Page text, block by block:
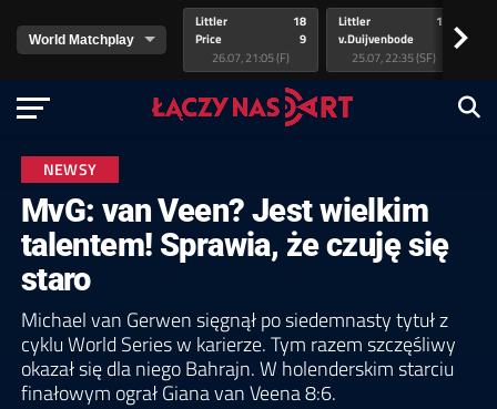
Littler
Price
18
9
26.07, 21:05 (F)
Littler
v.Duijvenbode
17
25.07, 22:35 (SF)
>
NEWSY
MvG: van Veen? Jest wielkim
talentem! Sprawia, że czuję się
staro
Michael van Gerwen sięgnął po siedemnasty tytuł z
cyklu World Series w karierze. Tym razem szczęśliwy
okazał się dla niego Bahrajn. W holenderskim starciu
finałowym ograł Giana van Veena 8:6.